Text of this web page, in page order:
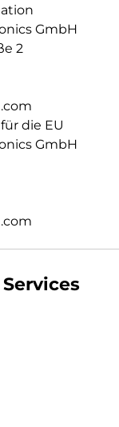
GmbH
2
die EU
GmbH